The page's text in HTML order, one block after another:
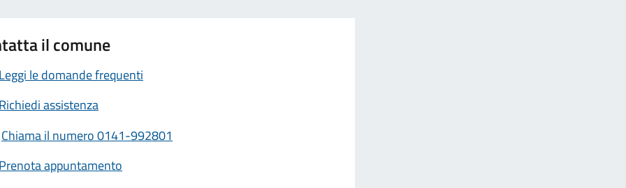
il comune
le domande frequenti
assistenza
Chiama il numero 0141-992801
appuntamento